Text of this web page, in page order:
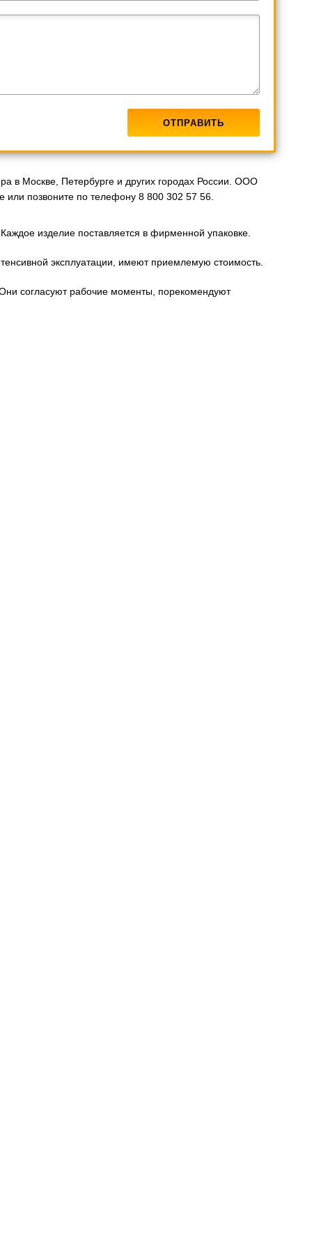
в Москве, Петербурге и других городах России. ООО
позвоните по телефону 8 800 302 57 56.
изделие поставляется в фирменной упаковке.
эксплуатации, имеют приемлемую стоимость.
согласуют рабочие моменты, порекомендуют